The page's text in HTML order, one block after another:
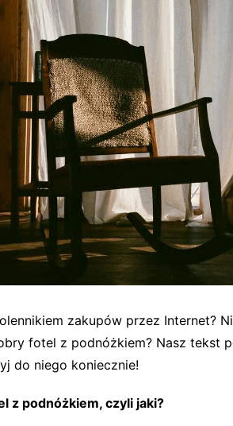
zakupów przez Internet?
fotel z podnóżkiem? Nasz tekst
do niego koniecznie!
z podnóżkiem, czyli jaki?